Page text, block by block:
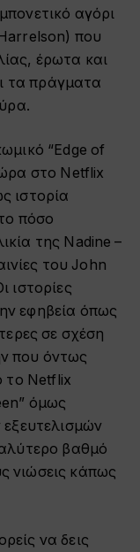
αγόρι
που
έρωτα και
τα πράγματα
“Edge of
στο Netflix
ιστορία
πόσο
της Nadine –
του John
ιστορίες
εφηβεία όπως
σε σχέση
που όντως
το Netflix
όμως
εξευτελισμών
βαθμό
νιώσεις κάπως